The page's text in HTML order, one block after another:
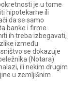
je u tome
hipotekarne ili
da se samo
banke i firme.
ih treba izbegavati,
između
se dokazuje
(Notara)
ili nekim drugim
u zemljišnim